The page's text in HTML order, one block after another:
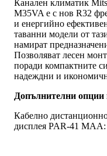
Канален климатик
M35VA е с нов R32
и енергийно
таванни модели от
намират
Позволяват лесен
поради компактните
надеждни и
Допълнителни
Кабелно
дисплея PAR-41 MAA: